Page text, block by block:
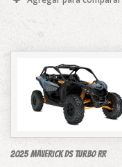
2025 Maverick DS TURBO RR